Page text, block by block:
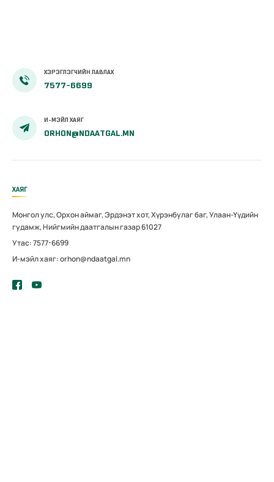
ХЭРЭГЛЭГЧИЙН ЛАВЛАХ
7577-6699
И-МЭЙЛ ХАЯГ
ORHON@NDAATGAL.MN
ХАЯГ
Монгол улс, Орхон аймаг, Эрдэнэт хот, Хүрэнбулаг баг, Улаан-Үүдийн
гудамж, Нийгмийн даатгалын газар 61027
Утас: 7577-6699
И-мэйл хаяг: orhon@ndaatgal.mn